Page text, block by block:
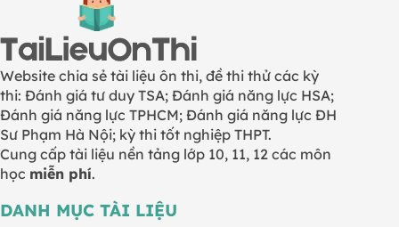
Website chia sẻ tài liệu ôn thi, đề thi thử các kỳ
thi: Đánh giá tư duy TSA; Đánh giá năng lực HSA;
Đánh giá năng lực TPHCM; Đánh giá năng lực ĐH
Sư Phạm Hà Nội; kỳ thi tốt nghiệp THPT.
Cung cấp tài liệu nền tảng lớp 10, 11, 12 các môn
học miễn phí.
DANH MỤC TÀI LIỆU